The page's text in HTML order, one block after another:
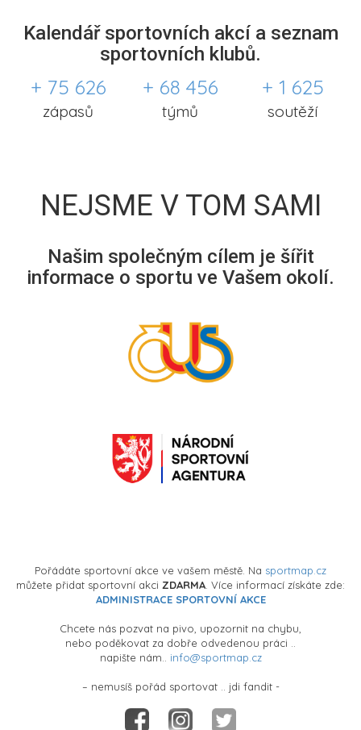
Kalendář sportovních akcí a seznam
sportovních klubů.
+ 75 626
zápasů
+ 68 456
týmů
+ 1 625
soutěží
NEJSME V TOM SAMI
Našim společným cílem je šířit
informace o sportu ve Vašem okolí.
Pořádáte sportovní akce ve vašem městě. Na sportmap.cz
můžete přidat sportovní akci ZDARMA . Více informací získáte zde:
ADMINISTRACE SPORTOVNÍ AKCE
Chcete nás pozvat na pivo, upozornit na chybu,
nebo poděkovat za dobře odvedenou práci ..
napište nám.. info@sportmap.cz
– nemusíš pořád sportovat .. jdi fandit -